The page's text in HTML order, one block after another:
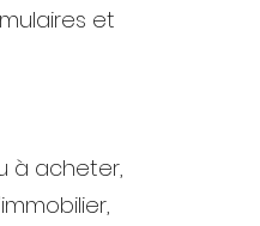
et
à acheter,